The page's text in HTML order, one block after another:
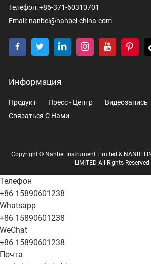
Телефон: +86-371-60310701
Email: nanbei@nanbei-china.com
Информация
Продукт Пресс - Центр Видеозапись
Связаться С Нами
Copyright © Nanbei Instrument Limited & NANBEI
LIMITED All Rights Reserved
Телефон
+86 15890601238
Whatsapp
+86 15890601238
WeChat
+86 15890601238
Почта